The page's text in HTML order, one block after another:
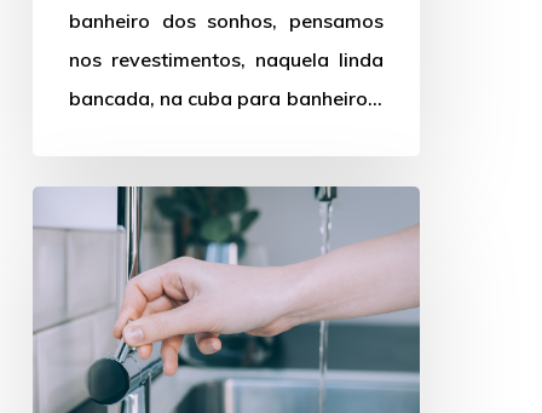
banheiro dos sonhos, pensamos
nos revestimentos, naquela linda
bancada, na cuba para banheiro e
economizar
conta